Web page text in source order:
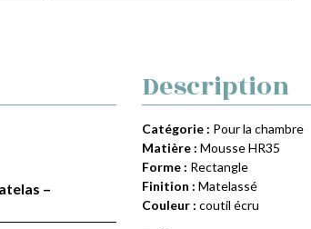
–
Description
Catégorie : Pour la chambre
Matière : Mousse HR35
Forme : Rectangle
Finition : Matelassé
Couleur : coutil écru